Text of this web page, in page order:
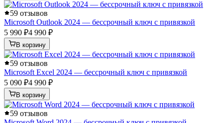
59 отзывов
Microsoft Outlook 2024 — бессрочный ключ с привязкой
5 990 ₽4 990 ₽
В корзину
59 отзывов
Microsoft Excel 2024 — бессрочный ключ с привязкой
5 090 ₽4 990 ₽
В корзину
59 отзывов